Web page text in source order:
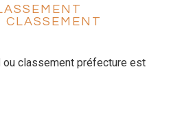
CLASSEMENT
classement préfecture est